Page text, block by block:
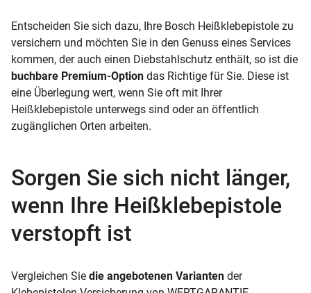
Entscheiden Sie sich dazu, Ihre Bosch Heißklebepistole zu
versichern und möchten Sie in den Genuss eines Services
kommen, der auch einen Diebstahlschutz enthält, so ist die
buchbare Premium-Option das Richtige für Sie. Diese ist
eine Überlegung wert, wenn Sie oft mit Ihrer
Heißklebepistole unterwegs sind oder an öffentlich
zugänglichen Orten arbeiten.
Sorgen Sie sich nicht länger,
wenn Ihre Heißklebepistole
verstopft ist
Vergleichen Sie die angebotenen Varianten der